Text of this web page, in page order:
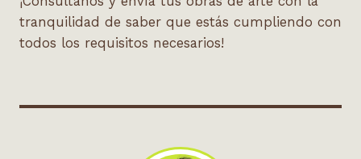
tranquilidad de saber que estás cumpliendo con
todos los requisitos necesarios!